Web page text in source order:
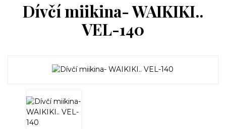
Dívčí miikina- WAIKIKI..
VEL-140